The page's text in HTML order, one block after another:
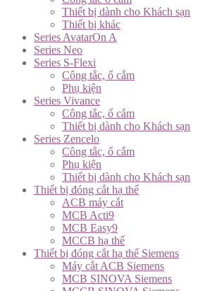
Thiết bị dành cho Khách sạn
Thiết bị khác
Series AvatarOn A
Series Neo
Series S-Flexi
Công tắc, ổ cắm
Phụ kiện
Series Vivance
Công tắc, ổ cắm
Thiết bị dành cho Khách sạn
Series Zencelo
Công tắc, ổ cắm
Phụ kiện
Thiết bị dành cho Khách sạn
Thiết bị đóng cắt hạ thế
ACB máy cắt
MCB Acti9
MCB Easy9
MCCB hạ thế
Thiết bị đóng cắt hạ thế Siemens
Máy cắt ACB Siemens
MCB SINOVA Siemens